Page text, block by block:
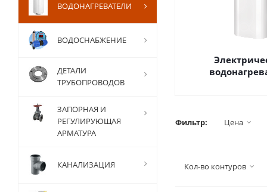
Фильтр: Цена
Кол-во контуров
ВОДОНАГРЕВАТЕЛИ
ВОДОСНАБЖЕНИЕ
ДЕТАЛИ
ТРУБОПРОВОДОВ
ЗАПОРНАЯ И
РЕГУЛИРУЮЩАЯ
АРМАТУРА
КАНАЛИЗАЦИЯ